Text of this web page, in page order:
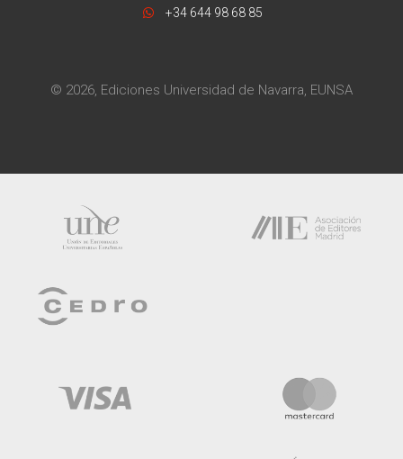
+34 644 98 68 85
© 2026, Ediciones Universidad de Navarra, EUNSA